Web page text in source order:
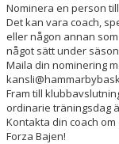
Nominera en person
Det kan vara coach,
eller någon annan
något sätt under
Maila din nominering
Fram till
ordinarie träningsdag
Kontakta din coach
Forza Bajen!